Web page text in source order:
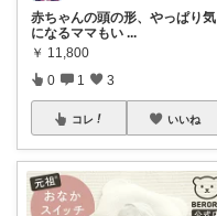
赤ちゃんの頭の形、やっぱり気
になるママもい ...
￥ 11,800
0 1 3
コレ いいね